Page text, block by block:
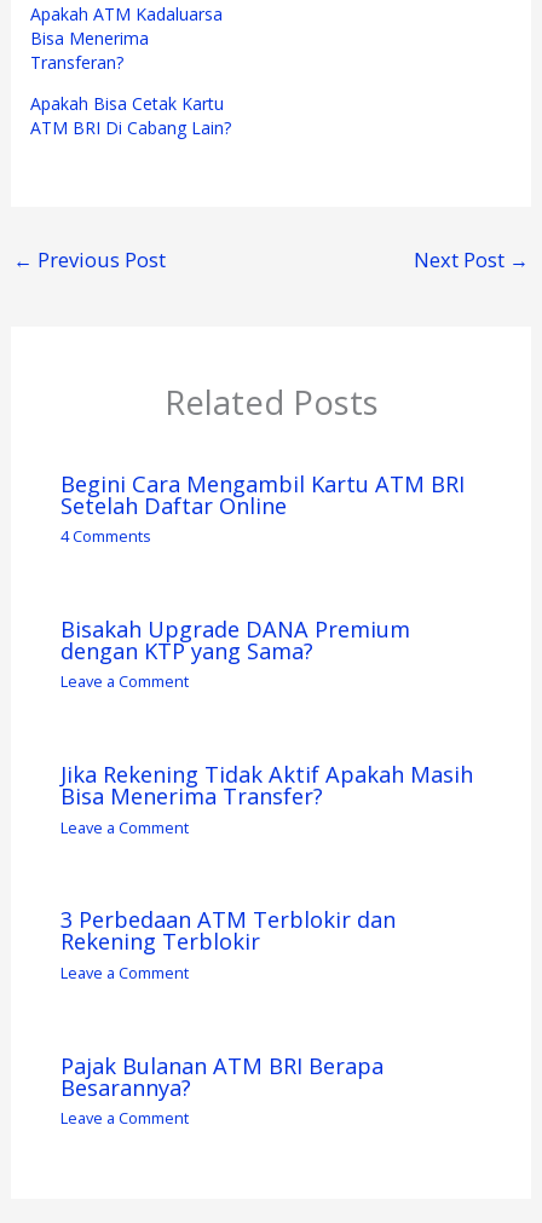
Apakah ATM Kadaluarsa
Bisa Menerima
Transferan?
Apakah Bisa Cetak Kartu
ATM BRI Di Cabang Lain?
← Previous Post Next Post →
Related Posts
Begini Cara Mengambil Kartu ATM BRI
Setelah Daftar Online
4 Comments
Bisakah Upgrade DANA Premium
dengan KTP yang Sama?
Leave a Comment
Jika Rekening Tidak Aktif Apakah Masih
Bisa Menerima Transfer?
Leave a Comment
3 Perbedaan ATM Terblokir dan
Rekening Terblokir
Leave a Comment
Pajak Bulanan ATM BRI Berapa
Besarannya?
Leave a Comment